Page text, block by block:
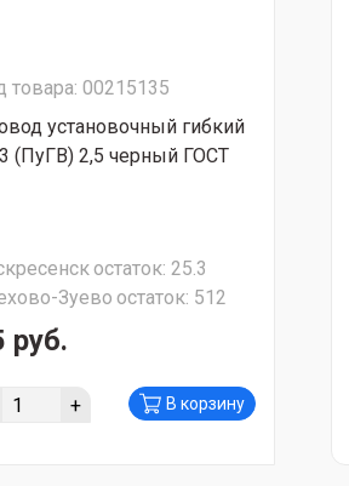
товара: 00215135
установочный гибкий
(ПуГВ) 2,5 черный ГОСТ
остаток: 25.3
Зуево остаток: 512
руб.
+ В корзину